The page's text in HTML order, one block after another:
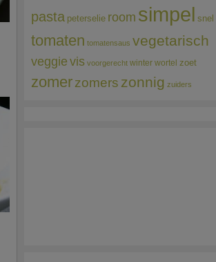
pasta peterselie room simpel snel
tomaten tomatensaus vegetarisch
veggie vis voorgerecht winter wortel zoet
zomerzomers zonnig zuiders